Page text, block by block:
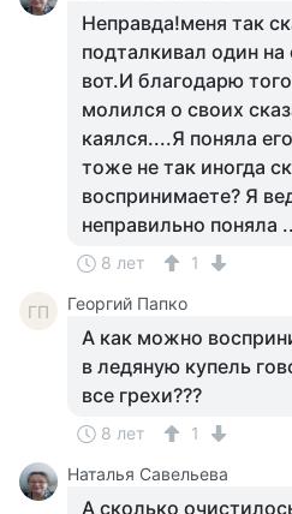
Неправда!меня так
подталкивал один
вот.И благодарю
молился о своих
каялся....Я поняла
тоже не так иногда
воспринимаете? Я
неправильно поняла
8 лет 1
ГП Георгий Папко
А как можно
в ледяную купель
все грехи???
8 лет
1
Наталья Савельева
А сколько